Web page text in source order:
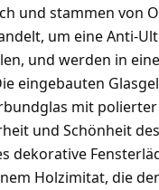
und stammen von
um eine Anti-
und werden in
eingebauten
mit
und Schönheit
dekorative
Holzimitat, die